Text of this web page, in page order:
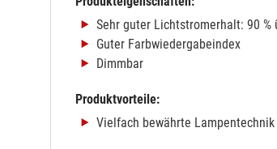
Sehr guter Lichtstromerhalt: 90 %
Guter Farbwiedergabeindex
Dimmbar
Produktvorteile:
Vielfach bewährte Lampentechnik